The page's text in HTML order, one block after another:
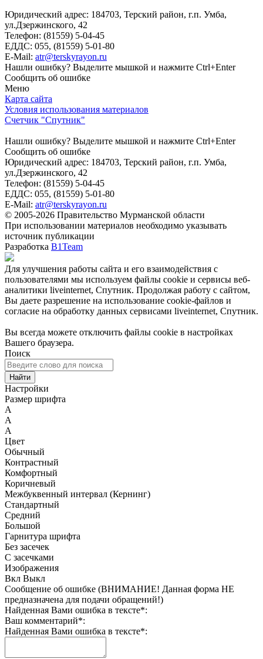
Юридический адрес: 184703, Терский район, г.п. Умба,
ул.Дзержинского, 42
Телефон: (81559) 5-04-45
ЕДДС: 055, (81559) 5-01-80
E-Mail: atr@terskyrayon.ru
Нашли ошибку? Выделите мышкой и нажмите Ctrl+Enter
Сообщить об ошибке
Меню
Карта сайта
Условия использования материалов
Счетчик "Спутник"
Нашли ошибку? Выделите мышкой и нажмите Ctrl+Enter
Сообщить об ошибке
Юридический адрес: 184703, Терский район, г.п. Умба,
ул.Дзержинского, 42
Телефон: (81559) 5-04-45
ЕДДС: 055, (81559) 5-01-80
E-Mail: atr@terskyrayon.ru
© 2005-2026 Правительство Мурманской области
При использовании материалов необходимо указывать
источник публикации
Разработка B1Team
Для улучшения работы сайта и его взаимодействия с
пользователями мы используем файлы cookie и сервисы веб-
аналитики liveinternet, Спутник. Продолжая работу с сайтом,
Вы даете разрешение на использование cookie-файлов и
согласие на обработку данных сервисами liveinternet, Спутник.
Вы всегда можете отключить файлы cookie в настройках
Вашего браузера.
Поиск
Найти
Настройки
Размер шрифта
A
A
A
Цвет
Обычный
Контрастный
Комфортный
Коричневый
Межбуквенный интервал (Кернинг)
Стандартный
Средний
Большой
Гарнитура шрифта
Без засечек
С засечками
Изображения
Вкл Выкл
Сообщение об ошибке (ВНИМАНИЕ! Данная форма НЕ
предназначена для подачи обращений!)
Найденная Вами ошибка в тексте*:
Ваш комментарий*:
Найденная Вами ошибка в тексте*: